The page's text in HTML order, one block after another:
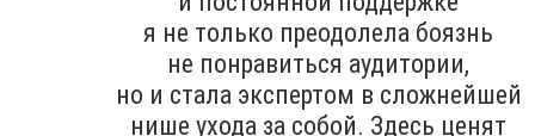
я не только преодолела боязнь
не понравиться аудитории,
но и стала экспертом в сложнейшей
нише ухода за собой. Здесь ценят